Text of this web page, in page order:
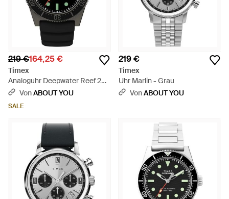
219 €164,25 €
Timex
Analoguhr Deepwater Reef 200
- Schwarz
VonABOUT YOU
SALE
219 €
Timex
Uhr Marlin - Grau
VonABOUT YOU